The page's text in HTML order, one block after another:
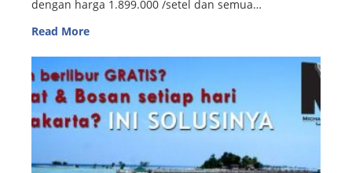
dengan harga 1.899.000 /setel dan semua…
Read More